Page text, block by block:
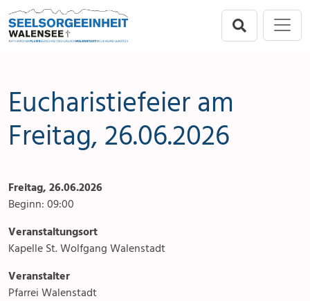
Direkt zur Hauptnavigation springen
Direkt zum Inhalt springen
Eucharistiefeier am
Freitag, 26.06.2026
Freitag, 26.06.2026
Beginn: 09:00
Veranstaltungsort
Kapelle St. Wolfgang Walenstadt
Veranstalter
Pfarrei Walenstadt
Menu
Berschis-Tscherlach
Mols-Murg-Quarten
Seelsorgeeinheit
Angebote & Sakramente
Kontakte
Aktuelles & Fotogalerie
Links
Stellenangebot